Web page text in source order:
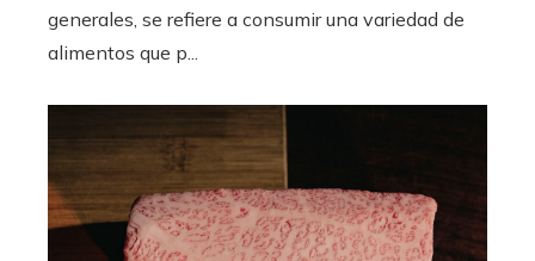
generales, se refiere a consumir una variedad de
alimentos que p...